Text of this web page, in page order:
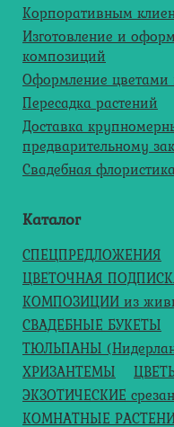
Корпоративным
Изготовление и
композиций
Оформление цветами
Пересадка растений
Доставка
предварительному
Свадебная
Каталог
СПЕЦПРЕДЛОЖЕНИЯ
ЦВЕТОЧНАЯ
КОМПОЗИЦИИ из
СВАДЕБНЫЕ БУКЕТЫ
ТЮЛЬПАНЫ
ХРИЗАНТЕМЫ
ЭКЗОТИЧЕСКИЕ
КОМНАТНЫЕ